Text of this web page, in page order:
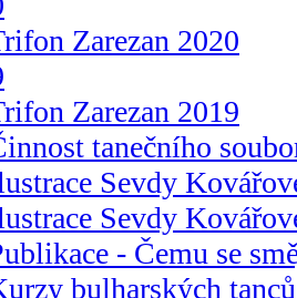
Zarezan 2020
Zarezan 2019
tanečního
Sevdy
Sevdy
- Čemu se
bulharských tanců